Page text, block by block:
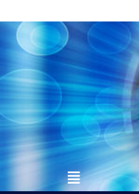
to
contentvinivida.lk